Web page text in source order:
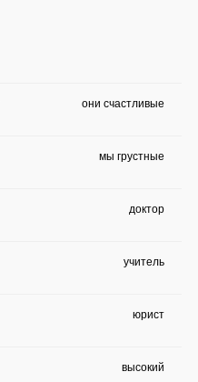
они счастливые
мы грустные
доктор
учитель
юрист
высокий